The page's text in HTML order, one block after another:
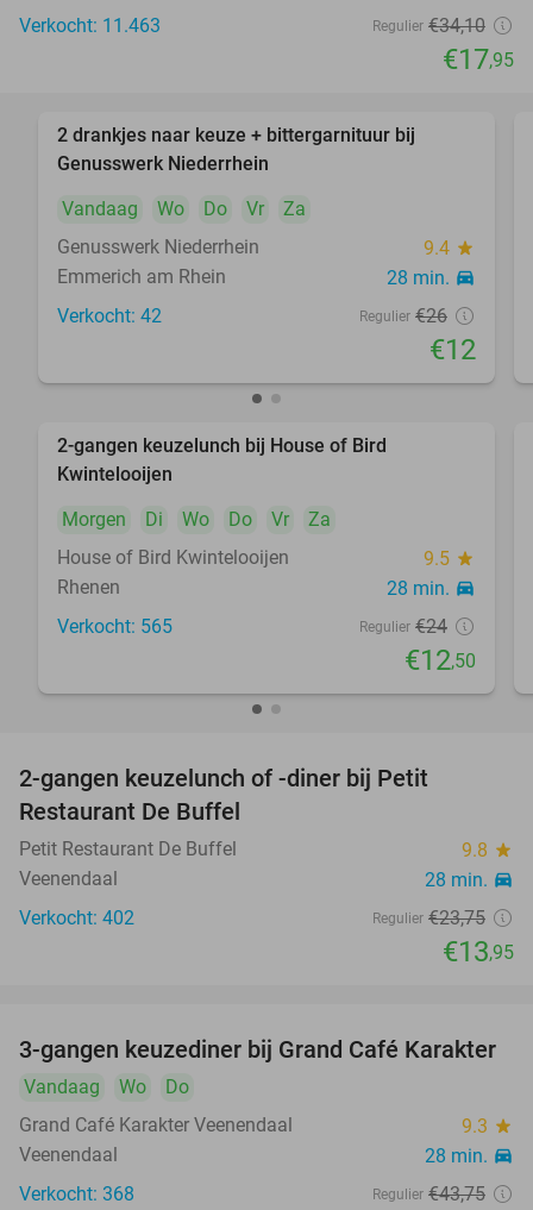
Verkocht: 11.463 Regulier €34,10
€17,95
2 drankjes naar keuze + bittergarnituur bij
Genusswerk Niederrhein
Vandaag
Wo Do Vr
Za
Genusswerk Niederrhein
9.4 star
Emmerich am Rhein 28 min. directions_car
Verkocht: 42 Regulier €26
€12
2-gangen keuzelunch bij House of Bird
Kwintelooijen
Morgen
Di Wo Do Vr
Za
House of Bird Kwintelooijen
9.5 star
Rhenen 28 min. directions_car
Verkocht: 565 Regulier €24
€12,50
2-gangen keuzelunch of -diner bij Petit
Restaurant De Buffel
Petit Restaurant De Buffel 9.8 star
Veenendaal 28 min. directions_car
Verkocht: 402 Regulier €23,75
€13,95
43%
3-gangen keuzediner bij Grand Café Karakter
Vandaag Wo
Do
Grand Café Karakter Veenendaal
9.3 star
Veenendaal 28 min. directions_car
Verkocht: 368 Regulier €43,75